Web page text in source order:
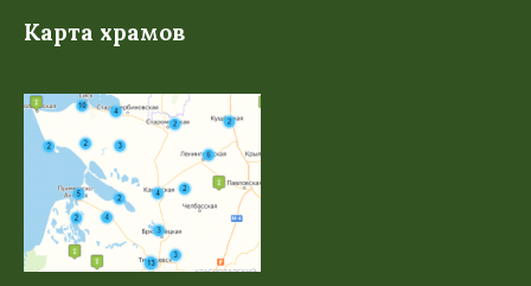
Карта храмов